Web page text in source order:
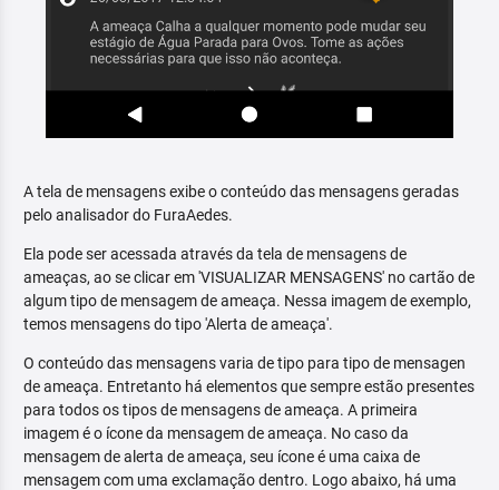
A tela de mensagens exibe o conteúdo das mensagens geradas
pelo analisador do FuraAedes.
Ela pode ser acessada através da tela de mensagens de
ameaças, ao se clicar em 'VISUALIZAR MENSAGENS' no cartão de
algum tipo de mensagem de ameaça. Nessa imagem de exemplo,
temos mensagens do tipo 'Alerta de ameaça'.
O conteúdo das mensagens varia de tipo para tipo de mensagen
de ameaça. Entretanto há elementos que sempre estão presentes
para todos os tipos de mensagens de ameaça. A primeira
imagem é o ícone da mensagem de ameaça. No caso da
mensagem de alerta de ameaça, seu ícone é uma caixa de
mensagem com uma exclamação dentro. Logo abaixo, há uma